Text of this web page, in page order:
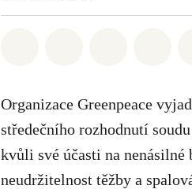
Organizace Greenpeace
středečního rozhodnutí
kvůli své účasti na
neudržitelnost těžby a